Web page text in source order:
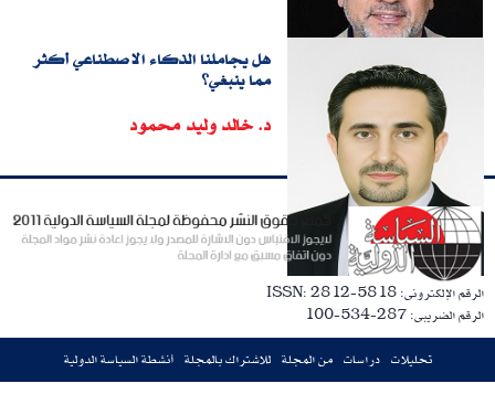
هل يجاملنا الذكاء الاصطناعي أكثر
مما ينبغي؟
د. خالد وليد محمود
الرقم الإلكترونى: ISSN: 2812-5818
الرقم الضريبى: 287-534-100
تحليلات دراسات من المجلة للاشتراك بالمجلة أنشطة السياسة الدولية